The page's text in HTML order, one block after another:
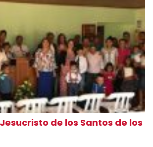
de los Santos de los